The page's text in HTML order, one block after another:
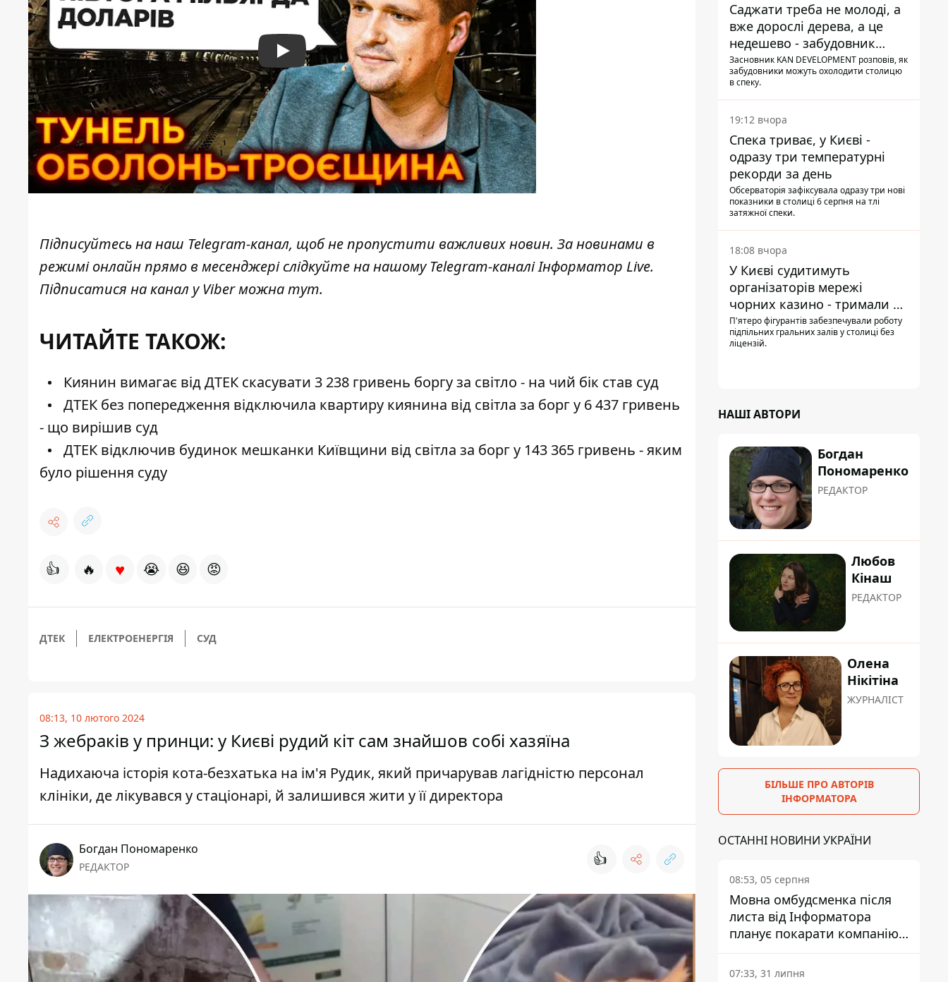
Play
Підписуйтесь на наш Telegram-канал, щоб не пропустити важливих новин. За новинами в
режимі онлайн прямо в месенджері слідкуйте на нашому Telegram-каналіІнформатор Live.
Підписатися на канал у Viber можнатут.
ЧИТАЙТЕ ТАКОЖ:
Киянин вимагає від ДТЕК скасувати 3 238 гривень боргу за світло - на чий бік став суд
ДТЕК без попередження відключила квартиру киянина від світла за борг у 6 437 гривень
- що вирішив суд
ДТЕК відключив будинок мешканки Київщини від світла за борг у 143 365 гривень - яким
було рішення суду
👍 🔥 ♥ 😭 😆 😡
ДТЕК ЕЛЕКТРОЕНЕРГІЯ СУД
08:13, 10 лютого 2024
З жебраків у принци: у Києві рудий кіт сам знайшов собі хазяїна
Надихаюча історія кота-безхатька на ім'я Рудик, який причарував лагідністю персонал
клініки, де лікувався у стаціонарі, й залишився жити у її директора
Богдан Пономаренко
РЕДАКТОР 👍
Саджати треба не молоді, а
вже дорослі дерева, а це
недешево - забудовник
Ніконов
Засновник KAN DEVELOPMENT розповів, як
забудовники можуть охолодити столицю
в спеку.
19:12 вчора
Спека триває, у Києві -
одразу три температурні
рекорди за день
Обсерваторія зафіксувала одразу три нові
показники в столиці 6 серпня на тлі
затяжної спеки.
18:08 вчора
У Києві судитимуть
організаторів мережі
чорних казино - тримали 39
закладів
П'ятеро фігурантів забезпечували роботу
підпільних гральних залів у столиці без
ліцензій.
НАШІ АВТОРИ
Богдан
Пономаренко
РЕДАКТОР
Любов
Кінаш
РЕДАКТОР
Олена
Нікітіна
ЖУРНАЛІСТ
БІЛЬШЕ ПРО АВТОРІВ
ІНФОРМАТОРА
ОСТАННІ НОВИНИ УКРАЇНИ
08:53, 05 серпня
Мовна омбудсменка після
листа від Інформатора
планує покарати компанію-
підрядника ПриватБанку
07:33, 31 липня